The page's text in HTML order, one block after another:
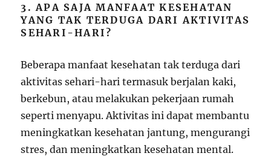
3. APA SAJA MANFAAT KESEHATAN
YANG TAK TERDUGA DARI AKTIVITAS
SEHARI-HARI?
Beberapa manfaat kesehatan tak terduga dari
aktivitas sehari-hari termasuk berjalan kaki,
berkebun, atau melakukan pekerjaan rumah
seperti menyapu. Aktivitas ini dapat membantu
meningkatkan kesehatan jantung, mengurangi
stres, dan meningkatkan kesehatan mental.